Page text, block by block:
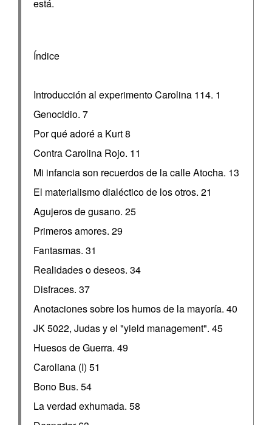
está.
Índice
Introducción al experimento Carolina 114. 1
Genocidio. 7
Por qué adoré a Kurt 8
Contra Carolina Rojo. 11
Mi infancia son recuerdos de la calle Atocha. 13
El materialismo dialéctico de los otros. 21
Agujeros de gusano. 25
Primeros amores. 29
Fantasmas. 31
Realidades o deseos. 34
Disfraces. 37
Anotaciones sobre los humos de la mayoría. 40
JK 5022, Judas y el "yield management". 45
Huesos de Guerra. 49
Caroliana (I) 51
Bono Bus. 54
La verdad exhumada. 58